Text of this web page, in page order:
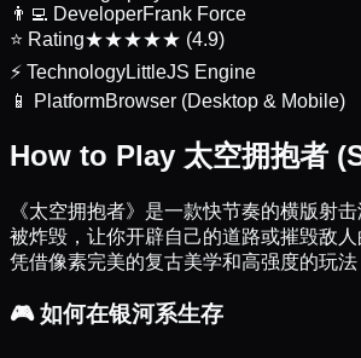
👨‍💻 DeveloperFrank Force
⭐ Rating★★★★★ (4.9)
⚡ TechnologyLittleJS Engine
📱
PlatformBrowser (Desktop & Mobile)
How to Play 太空拥抱者
《太空拥抱者》是一款快节奏的横版射
被炸毁，让你开辟自己的道路或摧毁敌
凭借像素完美的复古美学和高强度的玩
🎮 如何在银河系生存